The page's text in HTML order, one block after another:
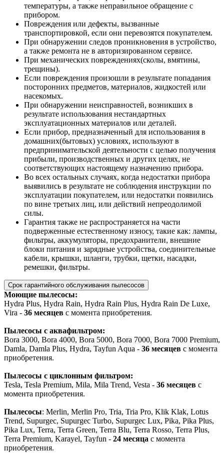
температуры, а также неправильное обращение с
прибором.
Повреждения или дефекты, вызванные
транспортировкой, если они перевозятся покупателем.
При обнаружении следов проникновения в устройство,
а также ремонта не в авторизированном сервисе.
При механических повреждениях(сколы, вмятины,
трещины).
Если повреждения произошли в результате попадания
посторонних предметов, материалов, жидкостей или
насекомых.
При обнаружении неисправностей, возникших в
результате использования нестандартных
эксплуатационных материалов или деталей.
Если прибор, предназначенный для использования в
домашних(бытовых) условиях, используют в
предпринимательской деятельности с целью получения
прибыли, производственных и других целях, не
соответствующих настоящему назначению прибора.
Во всех остальных случаях, когда недостатки прибора
выявились в результате не соблюдения инструкции по
эксплуатации покупателем, или недостатки появились
по вине третьих лиц, или действий непреодолимой
силы.
Гарантия также не распространяется на части
подверженные естественному износу, такие как: лампы,
фильтры, аккумуляторы, предохранители, внешние
блоки питания и зарядные устройства, соединительные
кабели, крышки, шланги, трубки, щетки, насадки,
ремешки, фильтры.
Срок гарантийного обслуживания пылесосов
Моющие пылесосы:
Hydra Plus, Hydra Rain, Hydra Rain Plus, Hydra Rain De Luxe,
Vira - 36 месяцев с момента приобретения.
Пылесосы с аквафильтром:
Bora 3000, Bora 4000, Bora 5000, Bora 7000, Bora 7000 Premium,
Damla, Damla Plus, Hydra, Tayfun Aqua - 36 месяцев с момента
приобретения.
Пылесосы с циклонным фильтром:
Tesla, Tesla Premium, Mila, Mila Trend, Vesta - 36 месяцев с
момента приобретения.
Пылесосы: Merlin, Merlin Pro, Tria, Tria Pro, Klik Klak, Lotus
Trend, Supurgec, Supurgec Turbo, Supurgec Lux, Pika, Pika Plus,
Pika Lux, Terra, Terra Green, Terra Blu, Terra Rosso, Terra Plus,
Terra Premium, Karayel, Tayfun - 24 месяца с момента
приобретения.